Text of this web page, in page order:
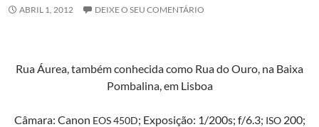
ABRIL 1, 2012 DEIXE O SEU COMENTÁRIO
Rua Áurea, tam­bém con­heci­da como Rua do Ouro, na Baixa
Pom­bali­na, em Lisboa
Câmara: Canon EOS 450D; Exposição: 1/200s; f/6.3; ISO200;